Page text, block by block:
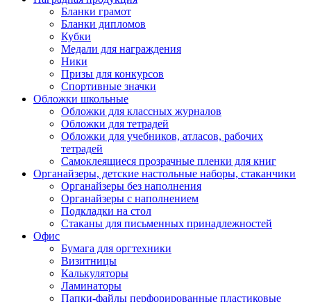
Бланки грамот
Бланки дипломов
Кубки
Медали для награждения
Ники
Призы для конкурсов
Спортивные значки
Обложки школьные
Обложки для классных журналов
Обложки для тетрадей
Обложки для учебников, атласов, рабочих
тетрадей
Самоклеящиеся прозрачные пленки для книг
Органайзеры, детские настольные наборы, стаканчики
Органайзеры без наполнения
Органайзеры с наполнением
Подкладки на стол
Стаканы для письменных принадлежностей
Офис
Бумага для оргтехники
Визитницы
Калькуляторы
Ламинаторы
Папки-файлы перфорированные пластиковые